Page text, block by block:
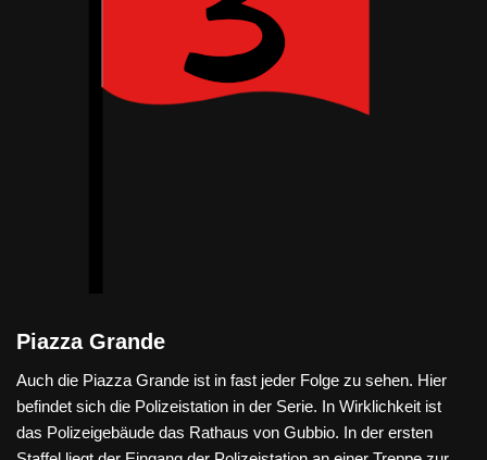
Piazza Grande
Auch die Piazza Grande ist in fast jeder Folge zu sehen. Hier
befindet sich die Polizeistation in der Serie. In Wirklichkeit ist
das Polizeigebäude das Rathaus von Gubbio. In der ersten